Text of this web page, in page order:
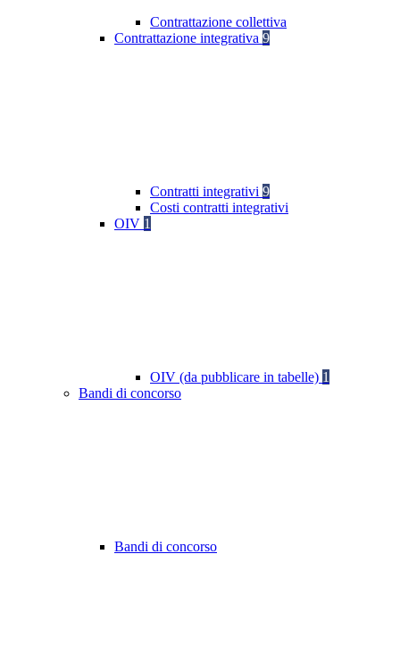
Contrattazione collettiva
Contrattazione integrativa 9
Contratti integrativi 9
Costi contratti integrativi
OIV 1
OIV (da pubblicare in tabelle) 1
Bandi di concorso
Bandi di concorso